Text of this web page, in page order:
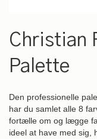
til
starten
billedgalleriet
Christian
Palette
Den professionelle
har du samlet alle 8
fortælle om og lægge
ideel at have med sig,